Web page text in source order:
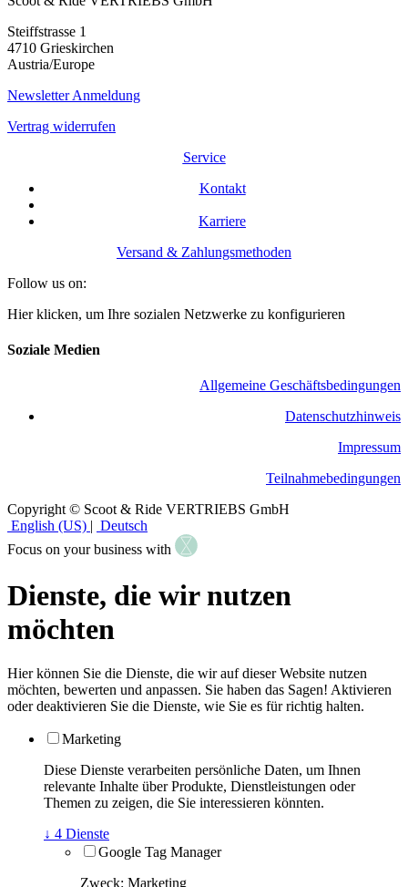
Steiffstrasse 1
4710 Grieskirchen
Austria/Europe
Newsletter Anmeldung
Vertrag widerrufen
Service
Kontakt
Karriere
Versand & Zahlungsmethoden
Follow us on:
Hier klicken, um Ihre sozialen Netzwerke zu konfigurieren
Soziale Medien
Allgemeine Geschäftsbedingungen
​Datenschutzhinweis
Impressum
Teilnahmebedingungen
Copyright © Scoot & Ride VERTRIEBS GmbH
English (US) | Deutsch
Focus on your business with
Dienste, die wir nutzen
möchten
Hier können Sie die Dienste, die wir auf dieser Website nutzen
möchten, bewerten und anpassen. Sie haben das Sagen! Aktivieren
oder deaktivieren Sie die Dienste, wie Sie es für richtig halten.
Marketing
Diese Dienste verarbeiten persönliche Daten, um Ihnen
relevante Inhalte über Produkte, Dienstleistungen oder
Themen zu zeigen, die Sie interessieren könnten.
↓ 4 Dienste
Google Tag Manager
Zweck: Marketing